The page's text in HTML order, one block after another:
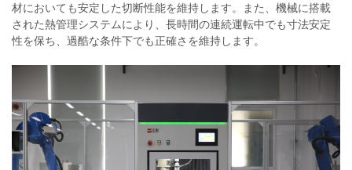
材においても安定した切断性能を維持します。また、機械に搭載
された熱管理システムにより、長時間の連続運転中でも寸法安定
性を保ち、過酷な条件下でも正確さを維持します。